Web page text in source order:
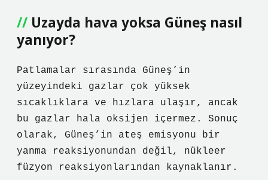
Uzayda hava yoksa Güneş nasıl
yanıyor?
Patlamalar sırasında Güneş’in
yüzeyindeki gazlar çok yüksek
sıcaklıklara ve hızlara ulaşır, ancak
bu gazlar hala oksijen içermez. Sonuç
olarak, Güneş’in ateş emisyonu bir
yanma reaksiyonundan değil, nükleer
füzyon reaksiyonlarından kaynaklanır.